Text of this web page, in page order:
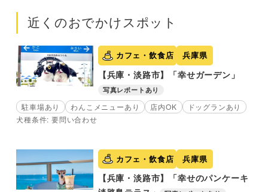
近くのおでかけスポット
カフェ・飲食店 兵庫県
【兵庫・淡路市】「幸せガーデン」
写真レポートあり
駐車場あり わんこメニューあり 店内OK
ドッグランあり
犬種条件: 要問い合わせ
カフェ・飲食店 兵庫県
【兵庫・淡路市】「幸せのパンケーキ